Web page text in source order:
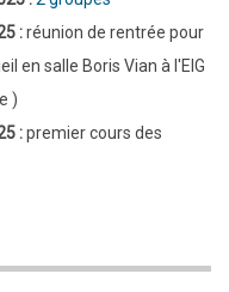
:réunion de rentrée pour
en salle Boris Vian à l'EIG
)
:premier cours des